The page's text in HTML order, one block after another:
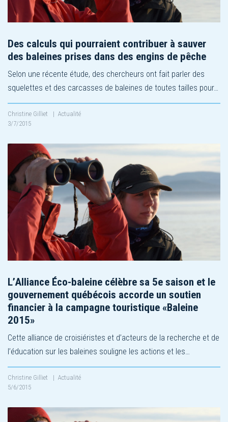
Des calculs qui pourraient contribuer à sauver
des baleines prises dans des engins de pêche
Selon une récente étude, des chercheurs ont fait parler des
squelettes et des carcasses de baleines de toutes tailles pour…
Christine Gilliet | Actualité
3/7/2015
L’Alliance Éco-baleine célèbre sa 5e saison et le
gouvernement québécois accorde un soutien
financier à la campagne touristique «Baleine
2015»
Cette alliance de croisiéristes et d’acteurs de la recherche et de
l’éducation sur les baleines souligne les actions et les…
Christine Gilliet | Actualité
5/6/2015